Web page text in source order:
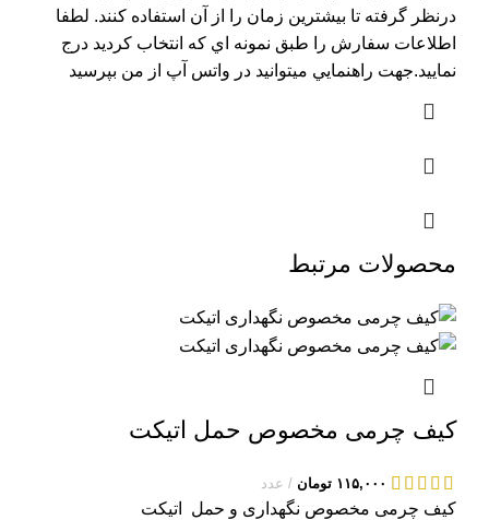
درنظر گرفته تا بيشترين زمان را از آن استفاده کنند. لطفا
اطلاعات سفارش را طبق نمونه اي که انتخاب کرديد درج
نماييد.جهت راهنمايي ميتوانيد در واتس آپ از من بپرسيد
محصولات مرتبط
کیف چرمی مخصوص حمل اتیکت
۱۱۵,۰۰۰ تومان عدد
کیف چرمی مخصوص نگهداری و حمل اتیکت